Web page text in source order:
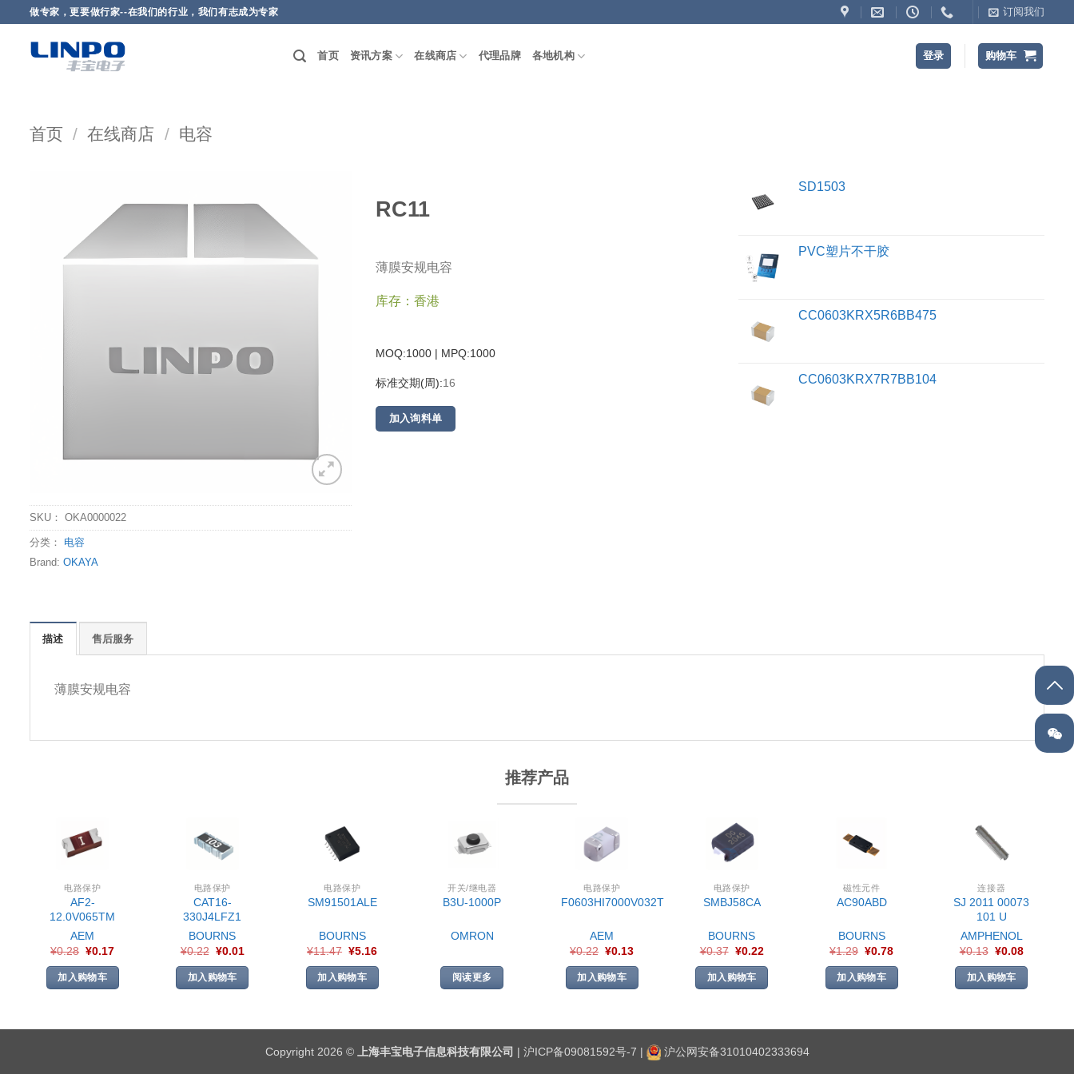
做专家，更要做行家--在我们的行业，我们有志成为专家 订阅我们
首页 资讯方案 在线商店 代理品牌 各地机构 登录 购物车
首页 / 在线商店 / 电容
SKU： OKA0000022
分类： 电容
Brand: OKAYA
RC11
薄膜安规电容
库存：香港
MOQ:1000 | MPQ:1000
标准交期(周):16
加入询料单
SD1503
PVC塑片不干胶
CC0603KRX5R6BB475
CC0603KRX7R7BB104
描述 售后服务
薄膜安规电容
推荐产品
电路保护
AF2-
12.0V065TM
AEM
¥0.28 ¥0.17
加入购物车
电路保护
CAT16-
330J4LFZ1
BOURNS
¥0.22 ¥0.01
加入购物车
电路保护
SM91501ALE
BOURNS
¥11.47 ¥5.16
加入购物车
开关/继电器
B3U-1000P
OMRON
阅读更多
电路保护
F0603HI7000V032T
AEM
¥0.22 ¥0.13
加入购物车
电路保护
SMBJ58CA
BOURNS
¥0.37 ¥0.22
加入购物车
磁性元件
AC90ABD
BOURNS
¥1.29 ¥0.78
加入购物车
连接器
SJ 2011 00073
101 U
AMPHENOL
¥0.13 ¥0.08
加入购物车
Copyright 2026 © 上海丰宝电子信息科技有限公司 | 沪ICP备09081592号-7 | 沪公网安备31010402333694